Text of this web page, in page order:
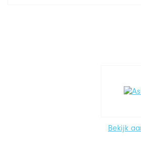
Bekijk